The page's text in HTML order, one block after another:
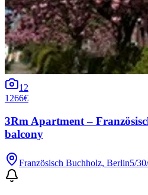
12
1266€
3Rm Apartment –
balcony
Französisch Buchholz, Berlin5/